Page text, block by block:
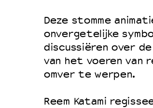
Deze stomme
onvergetelijke
discussiëren over
van het voeren van
omver te werpen.
Reem Katami